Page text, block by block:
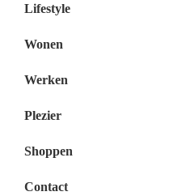
Lifestyle
Wonen
Werken
Plezier
Shoppen
Contact